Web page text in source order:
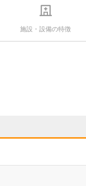
施設・設備の特徴